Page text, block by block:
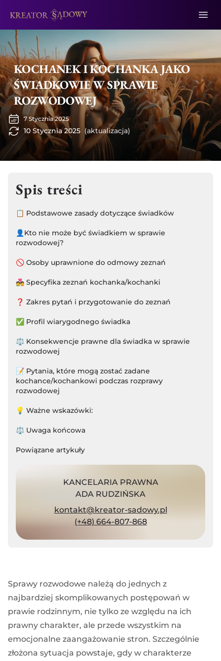
KOCHANEK I KOCHANKA JAKO
ŚWIADKOWIE W SPRAWIE
ROZWODOWEJ
7 Stycznia 2025
10 Stycznia 2025 (aktualizacja)
Spis treści
📋 Podstawowe zasady dotyczące świadków
👤Kto nie może być świadkiem w sprawie
rozwodowej?
🚫 Osoby uprawnione do odmowy zeznań
💑 Specyfika zeznań kochanka/kochanki
❓ Zakres pytań i przygotowanie do zeznań
✅ Profil wiarygodnego świadka
⚖️ Konsekwencje prawne dla świadka w sprawie
rozwodowej
📝 Pytania, które mogą zostać zadane
kochance/kochankowi podczas rozprawy
rozwodowej
💡 Ważne wskazówki:
⚖️ Uwaga końcowa
Powiązane artykuły
KANCELARIA PRAWNA
ADA RUDZIŃSKA
kontakt@kreator-sadowy.pl
(+48) 664-807-868
Sprawy rozwodowe należą do jednych z
najbardziej skomplikowanych postępowań w
prawie rodzinnym, nie tylko ze względu na ich
prawny charakter, ale przede wszystkim na
emocjonalne zaangażowanie stron. Szczególnie
złożona sytuacja powstaje, gdy w charakterze